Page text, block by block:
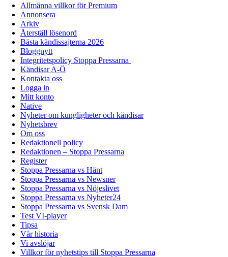
Allmänna villkor för Premium
Annonsera
Arkiv
Återställ lösenord
Bästa kändissajterna 2026
Bloggnytt
Integritetspolicy Stoppa Pressarna
Kändisar A-Ö
Kontakta oss
Logga in
Mitt konto
Native
Nyheter om kungligheter och kändisar
Nyhetsbrev
Om oss
Redaktionell policy
Redaktionen – Stoppa Pressarna
Register
Stoppa Pressarna vs Hänt
Stoppa Pressarna vs Newsner
Stoppa Pressarna vs Nöjeslivet
Stoppa Pressarna vs Nyheter24
Stoppa Pressarna vs Svensk Dam
Test VI-player
Tipsa
Vår historia
Vi avslöjar
Villkor för nyhetstips till Stoppa Pressarna